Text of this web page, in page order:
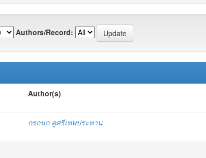
Authors/Record:
Author(s)
กรกนก คูศรีเทพประทาน